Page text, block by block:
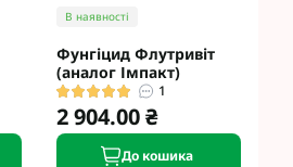
В наявності
Фунгіцид Флутривіт
(аналог Імпакт)
1
2 904.00 ₴
До кошика